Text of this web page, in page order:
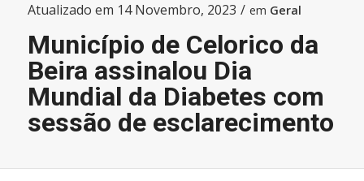
Atualizado em 14 Novembro, 2023 / em Geral
Município de Celorico da
Beira assinalou Dia
Mundial da Diabetes com
sessão de esclarecimento